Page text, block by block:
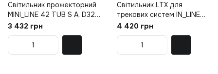
Світильник прожекторний
MINI_LINE 42 TUB S A, D32,
H70mm, CREE 5W, латунь
(07.3270.5.930.BR)
3 432 грн
Світильник LTX для
трекових систем IN_LINE
TUB M A 90, D52mm,
H90mm, LED 10.8W, 3000К,
білий/білий
(06.0591.14.930.WHW)
4 420 грн